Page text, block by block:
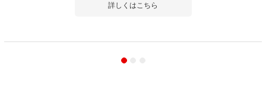
詳しくはこちら